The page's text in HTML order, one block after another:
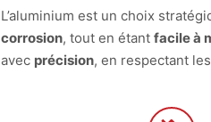
L’aluminium est un choix
corrosion, tout en étantfacile à
avec précision, en respectant